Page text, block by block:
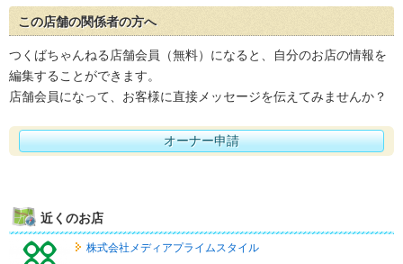
この店舗の関係者の方へ
つくばちゃんねる店舗会員（無料）になると、自分のお店の情報を
編集することができます。
店舗会員になって、お客様に直接メッセージを伝えてみませんか？
オーナー申請
近くのお店
株式会社メディアプライムスタイル